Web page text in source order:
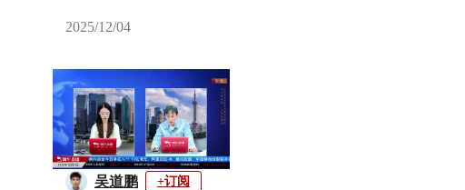
2025/12/04
吴道鹏 +订阅